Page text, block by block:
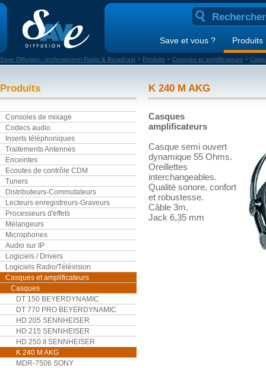
Save et vous ? Produits
Save Diffusion - professionnel Radio & Broadcast > Produits > Casques et amplificateurs >
Produits
Consoles de mixage
Codecs audio
Inserts téléphoniques
Traitements Antennes
Enceintes
Ecoutes de contrôle CDM
Tuners
Distributeurs-Commutateurs
Lecteurs enregistreurs-Graveurs
Processeurs d'effets
Mélangeurs
Microphones
Audio sur IP
Logiciels / Drivers
Logiciels Radio/Télévision
Casques et amplificateurs
Casques
DT 150 BEYERDYNAMIC
DT 770 PRO BEYERDYNAMIC
HD 205 SENNHEISER
HD 215 SENNHEISER
HD 250 II SENNHEISER
K 240 M AKG
MDR-7506 SONY
K 240 M AKG
Casques
amplificateurs
Casque semi ouvert
dynamique 55 Ohms.
Oreillettes
interchangeables.
Qualité sonore, confort
et robustesse.
Câble 3m.
Jack 6,35 mm